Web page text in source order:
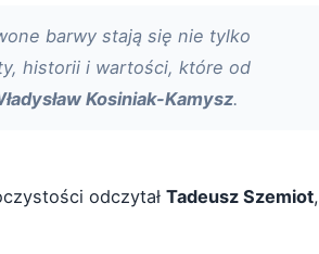
barwy stają się nie tylko
historii i wartości, które od
Kosiniak-Kamysz.
odczytał Tadeusz Szemiot,